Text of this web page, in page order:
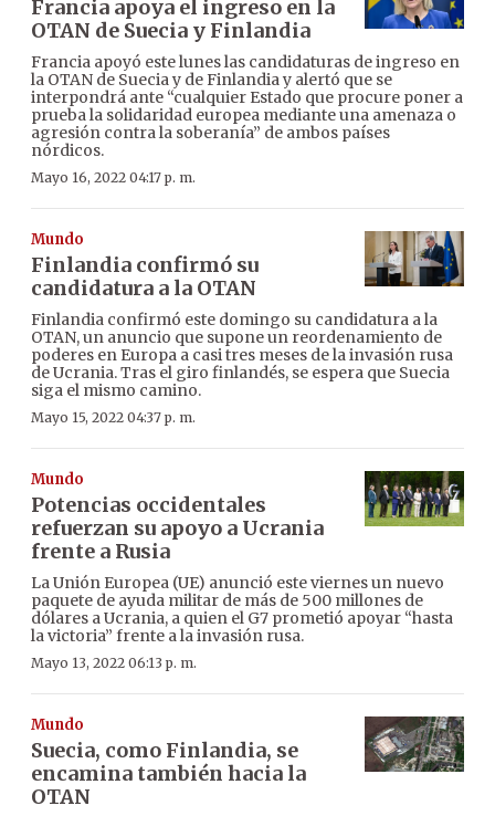
Francia apoya el ingreso en la
OTAN de Suecia y Finlandia
Francia apoyó este lunes las candidaturas de ingreso en
la OTAN de Suecia y de Finlandia y alertó que se
interpondrá ante “cualquier Estado que procure poner a
prueba la solidaridad europea mediante una amenaza o
agresión contra la soberanía” de ambos países
nórdicos.
Mayo 16, 2022 04:17 p. m.
Mundo
Finlandia confirmó su
candidatura a la OTAN
Finlandia confirmó este domingo su candidatura a la
OTAN, un anuncio que supone un reordenamiento de
poderes en Europa a casi tres meses de la invasión rusa
de Ucrania. Tras el giro finlandés, se espera que Suecia
siga el mismo camino.
Mayo 15, 2022 04:37 p. m.
Mundo
Potencias occidentales
refuerzan su apoyo a Ucrania
frente a Rusia
La Unión Europea (UE) anunció este viernes un nuevo
paquete de ayuda militar de más de 500 millones de
dólares a Ucrania, a quien el G7 prometió apoyar “hasta
la victoria” frente a la invasión rusa.
Mayo 13, 2022 06:13 p. m.
Mundo
Suecia, como Finlandia, se
encamina también hacia la
OTAN